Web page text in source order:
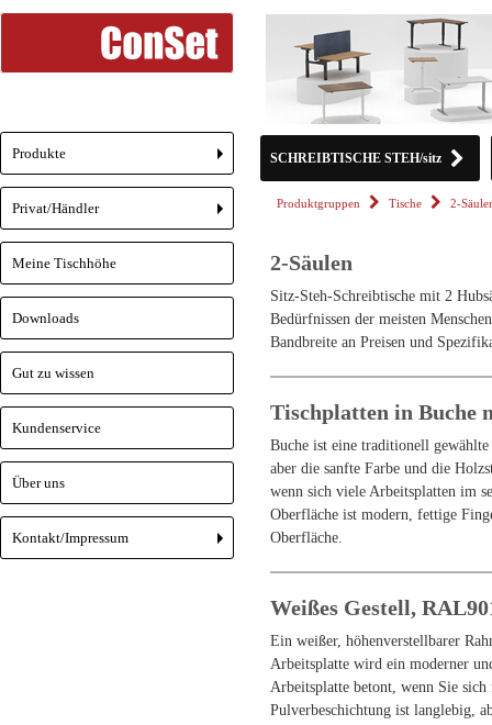
SCHREIBTISCHE STEH/sitz
Produktgruppen Tische 2-
2-Säulen
Sitz-Steh-Schreibtische mit 2
Bedürfnissen der meisten
Bandbreite an Preisen und
Tischplatten in Buche
Buche ist eine traditionell
aber die sanfte Farbe und die
wenn sich viele Arbeitsplatten im
Oberfläche ist modern, fettige
Oberfläche.
Weißes Gestell,
Ein weißer, höhenverstellbarer
Arbeitsplatte wird ein moderner
Arbeitsplatte betont, wenn Sie
Pulverbeschichtung ist langlebig,
+
Produkte
+
Privat/Händler
Meine Tischhöhe
Downloads
Gut zu wissen
Kundenservice
Über uns
+
Kontakt/Impressum